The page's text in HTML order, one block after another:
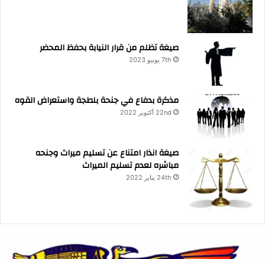
صيغة تظلم من قرار النيابة بحفظ المحضر
7th يونيو 2023
مذكرة بدفاع في جنحة بلطجة واستعراض القوه
22nd أكتوبر 2022
صيغة انذار امتناع عن تسليم ميراث وجنحه
مباشره لعدم تسليم الميراث
24th يناير 2022